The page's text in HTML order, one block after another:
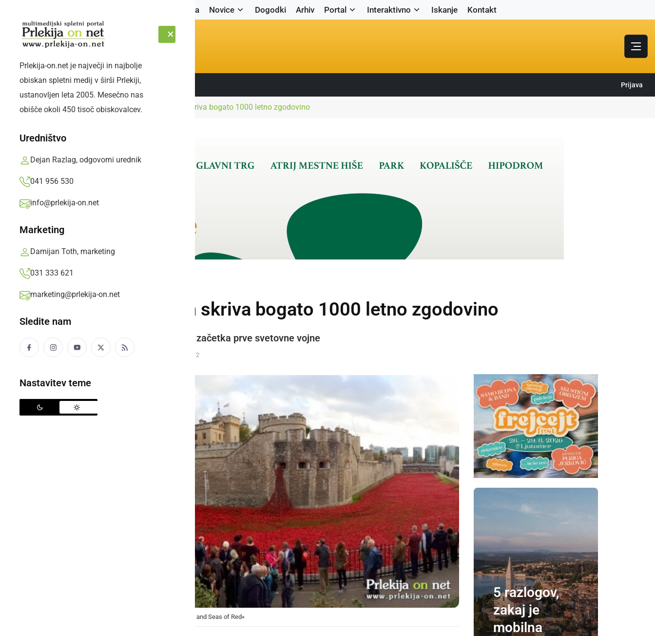
Naslovnica Novice Dogodki Arhiv Portal Interaktivno Iskanje Kontakt
PETEK, 7. AVGUST 2026 Sledite nam: Prijava
Prlekija-on.net je največji in najbolje
obiskan spletni medij v širši Prlekiji,
ustanovljen leta 2005. Mesečno nas
obišče okoli 450 tisoč obiskovalcev.
Uredništvo
Dejan Razlag, odgovorni urednik
041 956 530
info@prlekija-on.net
Marketing
Damijan Toth, marketing
031 333 621
marketing@prlekija-on.net
Sledite nam
Nastavitev teme
Naslovnica PopotnikTower of London skriva bogato 1000 letno zgodovino
Tower of London skriva bogato 1000 letno zgodovino
In se letos spominja 100 letnice začetka prve svetovne vojne
Karmen Razlag, sobota, 20. december 2014 ob 16:12
Tower of London z instalacijo »Blood Swept Lands and Seas of Red«
5 razlogov,
zakaj je
mobilna